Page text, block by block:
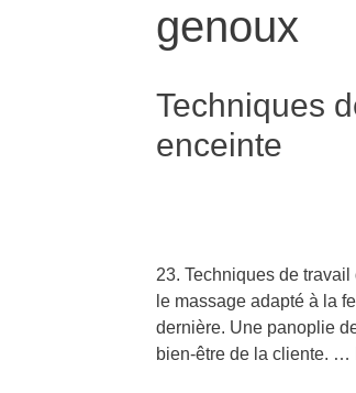
genoux
Techniques
enceinte
23. Techniques de
le massage adapté à la
dernière. Une panoplie
bien-être de la cliente. …